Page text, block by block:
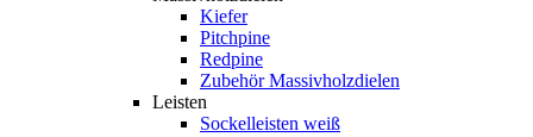
Kiefer
Pitchpine
Redpine
Zubehör Massivholzdielen
Leisten
Sockelleisten weiß